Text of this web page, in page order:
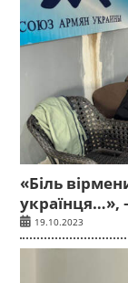
«Біль
українця…»,
19.10.2023